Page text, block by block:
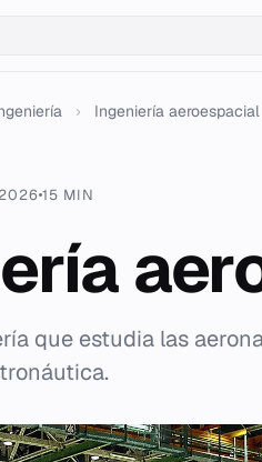
› Ingeniería aeroespacial
15 MIN
que estudia las